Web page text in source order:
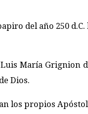
del año 250
María Gri­gnion
Dios.
los propios